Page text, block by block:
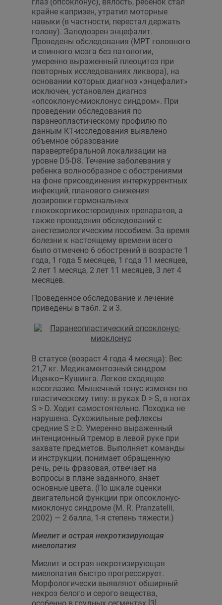
крайне капризен, утратил моторные
навыки (в частности, перестал держать
голову). Заподозрен энцефалит.
Проведены обследования (МРТ головного
и спинного мозга без патологии,
умеренно выраженный плеоцитоз при
повторных исследованиях ликвора), на
основании которых диагноз «энцефалит»
исключен, установлен диагноз
«опсоклонус-миоклонус синдром». При
проведении обследования по
паранеопластическому профилю по
данным КТ-исследования выявлено
объемное образование
паравертебральной локализации на
уровне D5-D8. Течение заболевания у
ребенка волнообразное с обострениями
на фоне присоединения интеркуррентных
инфекций, планового снижения
дозировки гормональных
глюкокортикостероидных препаратов, а
также проведения обследований с
анестезиологическим пособием. За время
болезни к настоящему времени всего
было отмечено 6 обострений в возрасте 1
года, 1 года 5 месяцев, 1 года 11 месяцев,
2 лет 1 месяца, 2 лет 11 месяцев, 3 лет 4
месяцев.
Проведенное обследование и лечение
приведены в табл. 2 и 3.
В статусе (возраст 4 года 4 месяца): Вес
21,7 кг. Медикаментозный синдром
Иценко–Кушинга. Легкое сходящее
косоглазие. Мышечный тонус изменен по
пластическому типу: в руках D > S, в ногах
S > D. Ходит самостоятельно. Походка не
нарушена. Сухожильные рефлексы
средние S ≥ D. Умеренно выраженный
интенционный тремор в левой руке при
захвате предметов. Выполняет команды
и инструкции, понимает обращенную
речь, речь фразовая, отвечает на
вопросы в плане заданного, знает
основные цвета. (По шкале оценки
двигательной функции при опсоклонус-
миоклонус синдроме (M. R. Pranzatelli,
2002) — 2 балла, 1-я степень тяжести.)
Миелит и острая некротизирующая
миелопатия
Миелит и острая некротизирующая
миелопатия быстро прогрессирует.
Морфологически выявляют обширный
некроз белого и серого вещества,